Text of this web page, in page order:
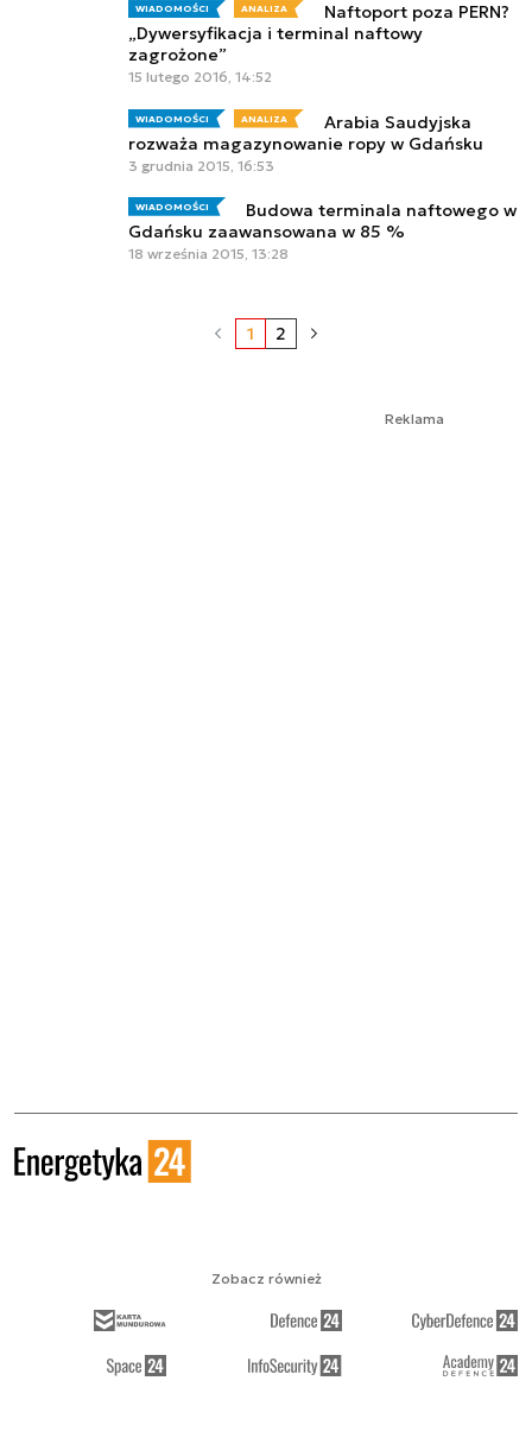
WIADOMOŚCI ANALIZA
Naftoport poza PERN?
„Dywersyfikacja i terminal naftowy
zagrożone”
15 lutego 2016, 14:52
WIADOMOŚCI ANALIZA
Arabia Saudyjska
rozważa magazynowanie ropy w Gdańsku
3 grudnia 2015, 16:53
WIADOMOŚCI
Budowa terminala naftowego w
Gdańsku zaawansowana w 85 %
18 września 2015, 13:28
1 2
Reklama
Zobacz również